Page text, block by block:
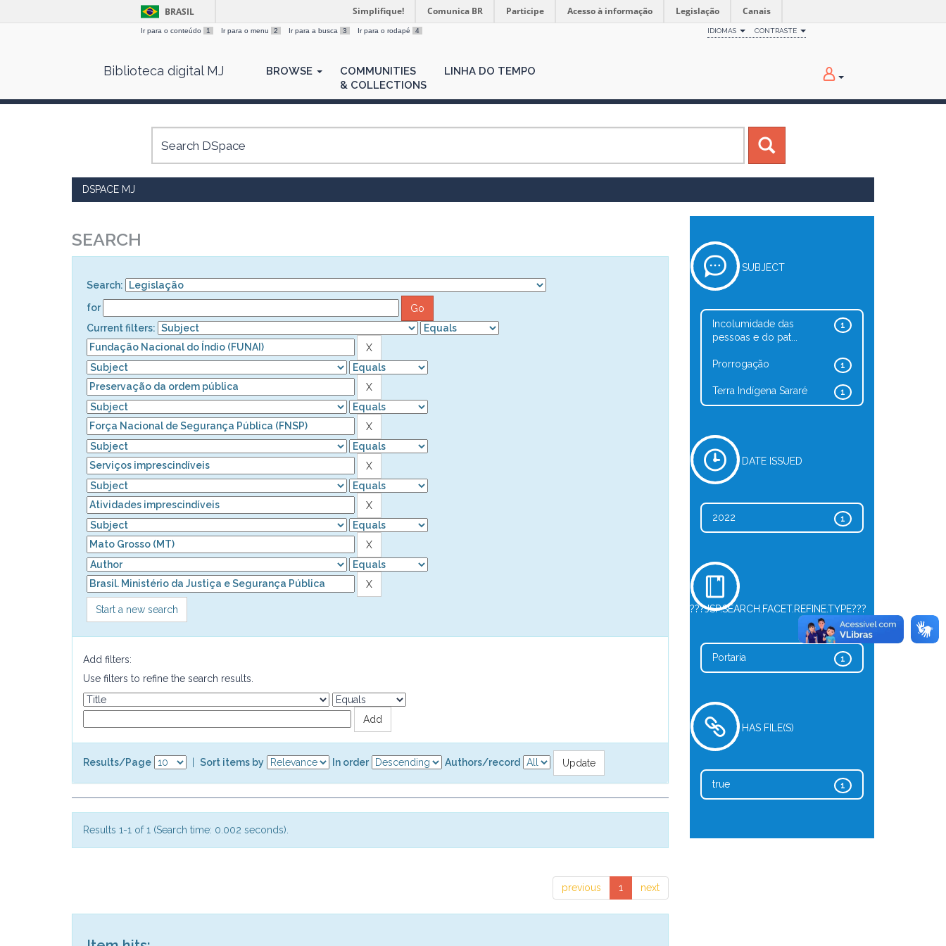
BRASIL Simplifique! Comunica BR Participe Acesso à informação Legislação Canais
Ir para o conteúdo 1 Ir para o menu 2 Ir para a busca 3 Ir para o rodapé 4 IDIOMAS CONTRASTE
Biblioteca digital MJ BROWSE
COMMUNITIES
& COLLECTIONS
LINHA DO TEMPO
DSPACE MJ
SEARCH
Search:
for
Current filters:
Start a new search
Add filters:
Use filters to refine the search results.
Results/Page Sort items by In order Authors/record
Results 1-1 of 1 (Search time: 0.002 seconds).
previous 1 next
SUBJECT
1
Incolumidade das
pessoas e do pat...
1
Prorrogação
1
Terra Indígena Sararé
DATE ISSUED
1
2022
???JSP.SEARCH.FACET.REFINE.TYPE???
1
Portaria
HAS FILE(S)
1
true